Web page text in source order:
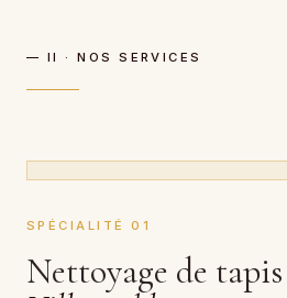
— II · NOS SERVICES
SPÉCIALITÉ 01
Nettoyage de